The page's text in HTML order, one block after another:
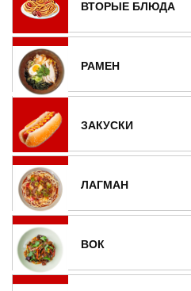
ВТОРЫЕ БЛЮДА
РАМЕН
ЗАКУСКИ
ЛАГМАН
ВОК